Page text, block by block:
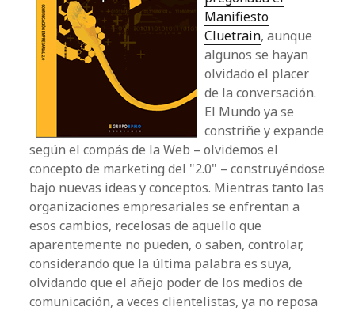
Manifiesto
Cluetrain, aunque
algunos se hayan
olvidado el placer
de la conversación.
El Mundo ya se
constriñe y expande
según el compás de la Web – olvidemos el
concepto de marketing del "2.0" – construyéndose
bajo nuevas ideas y conceptos. Mientras tanto las
organizaciones empresariales se enfrentan a
esos cambios, recelosas de aquello que
aparentemente no pueden, o saben, controlar,
considerando que la última palabra es suya,
olvidando que el añejo poder de los medios de
comunicación, a vecesclientelistas, ya no reposa